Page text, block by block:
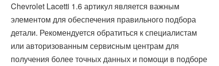
Chevrolet Lacetti 1.6 артикул является важным
элементом для обеспечения правильного подбора
детали. Рекомендуется обратиться к специалистам
или авторизованным сервисным центрам для
получения более точных данных и помощи в подборе